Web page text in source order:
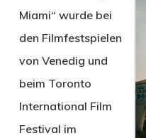
Miami“ wurde bei
den Filmfestspielen
von Venedig und
beim Toronto
International Film
Festival im